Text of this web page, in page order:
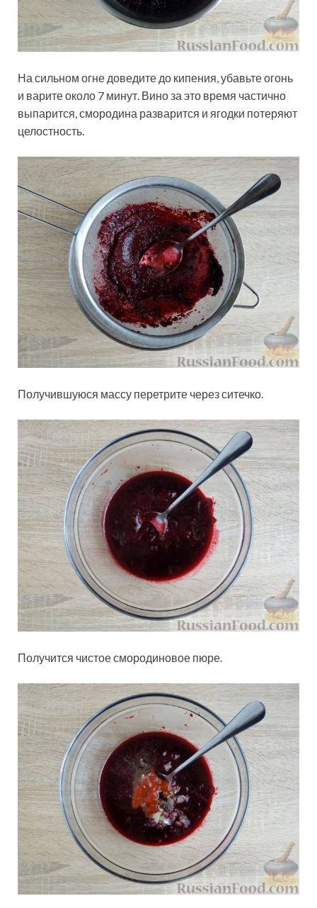
На сильном огне доведите до кипения, убавьте огонь
и варите около 7 минут. Вино за это время частично
выпарится, смородина разварится и ягодки потеряют
целостность.
Получившуюся массу перетрите через ситечко.
Получится чистое смородиновое пюре.